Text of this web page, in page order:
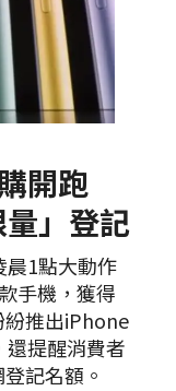
開跑
」登記
晨1點大動作
手機，獲得
紛推出iPhone
提醒消費者
記名額。